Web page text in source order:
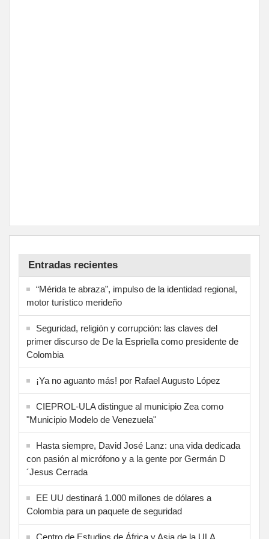
Entradas recientes
“Mérida te abraza”, impulso de la identidad regional,
motor turístico merideño
Seguridad, religión y corrupción: las claves del
primer discurso de De la Espriella como presidente de
Colombia
¡Ya no aguanto más! por Rafael Augusto López
CIEPROL-ULA distingue al municipio Zea como
"Municipio Modelo de Venezuela"
Hasta siempre, David José Lanz: una vida dedicada
con pasión al micrófono y a la gente por Germán D
´Jesus Cerrada
EE UU destinará 1.000 millones de dólares a
Colombia para un paquete de seguridad
Centro de Estudios de África y Asia de la ULA